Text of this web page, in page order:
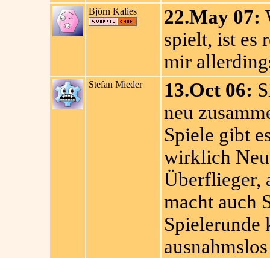
Björn Kalies 22.May 07:
spielt, ist es
mir
Stefan Mieder 13.Oct 06:
neu
Spiele gibt
wirklich
Überflieger,
macht auch
Spielerunde